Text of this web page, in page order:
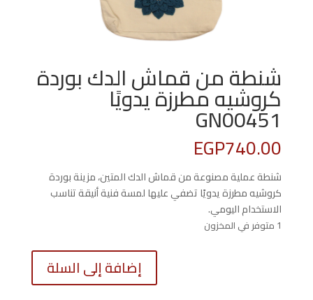
شنطة من قماش الدك بوردة
كروشيه مطرزة يدويًا
GN00451
EGP740.00
شنطة عملية مصنوعة من قماش الدك المتين، مزينة بوردة
كروشيه مطرزة يدويًا تضفي عليها لمسة فنية أنيقة تناسب
الاستخدام اليومي.
1 متوفر في المخزون
كمية
من
إضافة إلى السلة